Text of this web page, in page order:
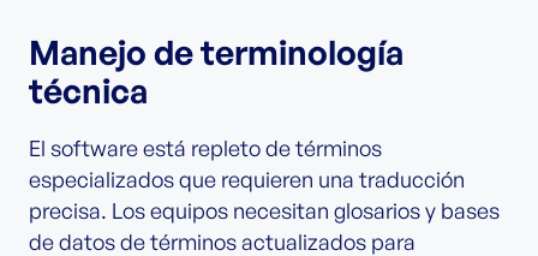
Manejo de terminología
técnica
El software está repleto de términos
especializados que requieren una traducción
precisa. Los equipos necesitan glosarios y bases
de datos de términos actualizados para